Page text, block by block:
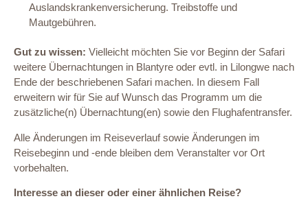
Auslandskrankenversicherung. Treibstoffe und
Mautgebühren.
Gut zu wissen: Vielleicht möchten Sie vor Beginn der Safari
weitere Übernachtungen in Blantyre oder evtl. in Lilongwe nach
Ende der beschriebenen Safari machen. In diesem Fall
erweitern wir für Sie auf Wunsch das Programm um die
zusätzliche(n) Übernachtung(en) sowie den Flughafentransfer.
Alle Änderungen im Reiseverlauf sowie Änderungen im
Reisebeginn und -ende bleiben dem Veranstalter vor Ort
vorbehalten.
Interesse an dieser oder einer ähnlichen Reise?